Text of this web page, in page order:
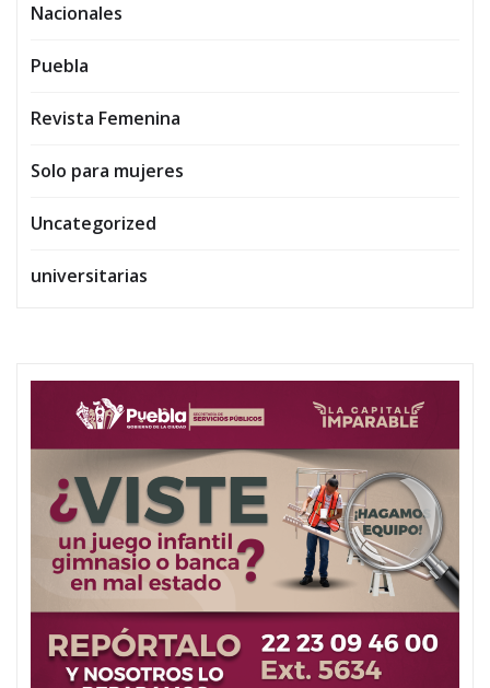
Nacionales
Puebla
Revista Femenina
Solo para mujeres
Uncategorized
universitarias